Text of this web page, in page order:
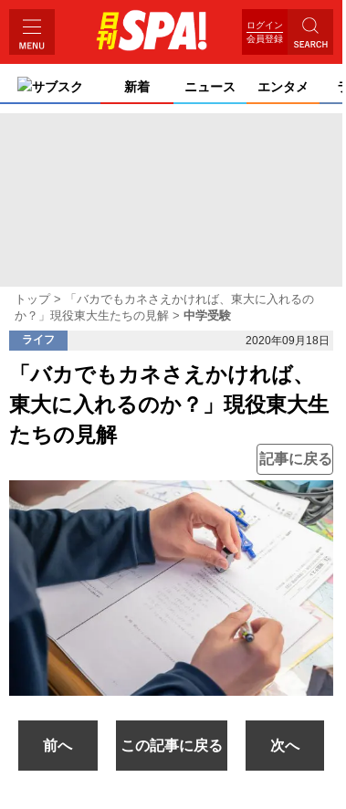
ログイン
会員登録
サブスク 新着 ニュース エンタメ
トップ
「バカでもカネさえかければ、東大に入れるの
か？」現役東大生たちの見解
中学受験
ライフ 2020年09月18日
「バカでもカネさえかければ、
東大に入れるのか？」現役東大生
たちの見解
記事に戻る
前へ この記事に戻る 次へ